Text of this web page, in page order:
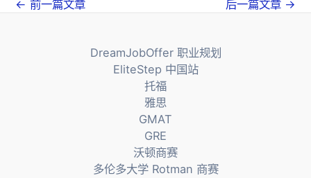
文
← 前一篇文章 后一篇文章 →
DreamJobOffer 职业规划
EliteStep 中国站
托福
雅思
GMAT
GRE
沃顿商赛
多伦多大学 Rotman 商赛